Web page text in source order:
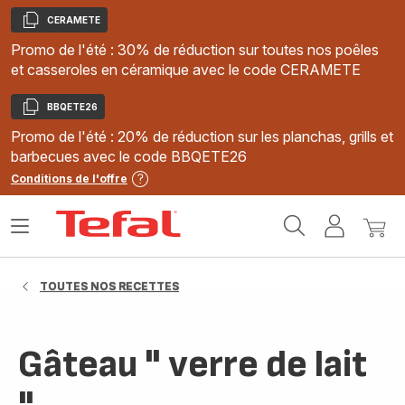
Copier
CERAMETE
Promo de l'été : 30% de réduction sur toutes nos poêles
et casseroles en céramique avec le code CERAMETE
Copier
BBQETE26
Promo de l'été : 20% de réduction sur les planchas, grills et
barbecues avec le code BBQETE26
Conditions de l'offre
MonMon
Ouvrir
TOUTES NOS RECETTES
Gâteau " verre de lait